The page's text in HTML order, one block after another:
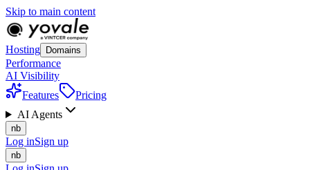
Skip to main content
Hosting Domains
Performance
AI Visibility
Features
Pricing
AI Agents
nb
Log inSign up
nb